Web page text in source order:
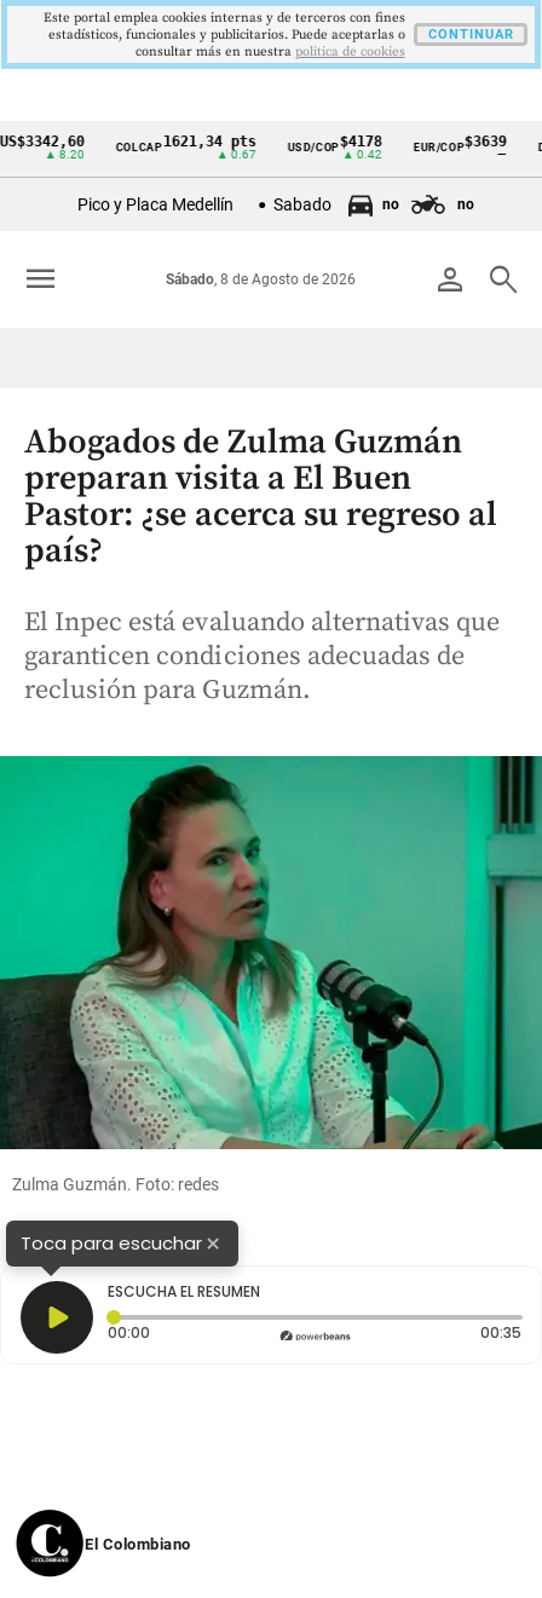
Cintillo
Colombia
▲ 8.20
COLCAP 1621,34 pts
▲ 0.67
USD/COP$4178
▲ 0.42
EUR/COP$3639
Pico y Placa Medellín Sabado no no
person search
Sábado, 8 de Agosto de 2026
menu
Abogados de Zulma Guzmán
preparan visita a El Buen
Pastor: ¿se acerca su regreso al
país?
El Inpec está evaluando alternativas que
garanticen condiciones adecuadas de
reclusión para Guzmán.
Zulma Guzmán. Foto: redes
Toca para escuchar×
ESCUCHA EL RESUMEN
00:00 Tiempo transcurrido: 0 segundos 00:35
El Colombiano
Este portal emplea cookies internas y de terceros con fines
estadísticos, funcionales y publicitarios. Puede aceptarlas o
consultar más en nuestra politica de cookies
CONTINUAR